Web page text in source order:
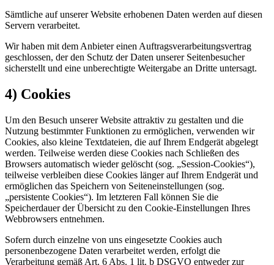
Sämtliche auf unserer Website erhobenen Daten werden auf diesen
Servern verarbeitet.
Wir haben mit dem Anbieter einen Auftragsverarbeitungsvertrag
geschlossen, der den Schutz der Daten unserer Seitenbesucher
sicherstellt und eine unberechtigte Weitergabe an Dritte untersagt.
4) Cookies
Um den Besuch unserer Website attraktiv zu gestalten und die
Nutzung bestimmter Funktionen zu ermöglichen, verwenden wir
Cookies, also kleine Textdateien, die auf Ihrem Endgerät abgelegt
werden. Teilweise werden diese Cookies nach Schließen des
Browsers automatisch wieder gelöscht (sog. „Session-Cookies“),
teilweise verbleiben diese Cookies länger auf Ihrem Endgerät und
ermöglichen das Speichern von Seiteneinstellungen (sog.
„persistente Cookies“). Im letzteren Fall können Sie die
Speicherdauer der Übersicht zu den Cookie-Einstellungen Ihres
Webbrowsers entnehmen.
Sofern durch einzelne von uns eingesetzte Cookies auch
personenbezogene Daten verarbeitet werden, erfolgt die
Verarbeitung gemäß Art. 6 Abs. 1 lit. b DSGVO entweder zur